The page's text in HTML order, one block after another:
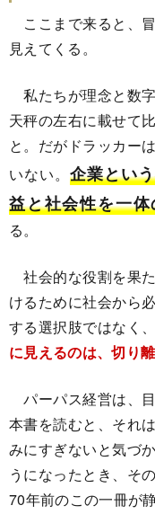
ここまで来ると、
見えてくる。
私たちが理念と数
天秤の左右に載せて
と。だがドラッカー
いない。 企業とい
益と社会性を一
る。
社会的な役割を果
けるために社会から
する選択肢ではなく
に見えるのは、切り
パーパス経営は、
本書を読むと、それ
みにすぎないと気づ
うになったとき、そ
70年前のこの一冊が